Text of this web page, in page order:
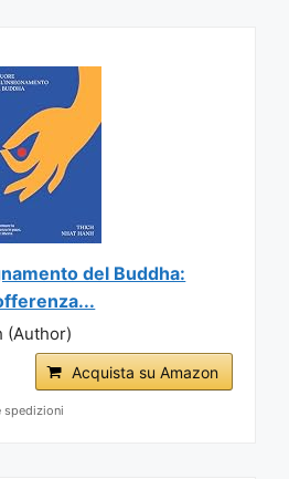
del Buddha:
(Author)
Acquista su Amazon
spedizioni